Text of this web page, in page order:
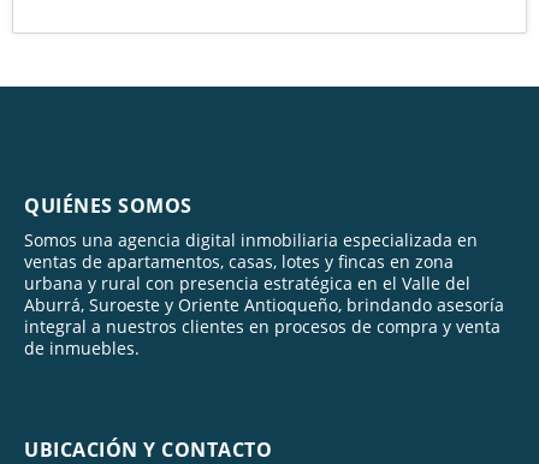
QUIÉNES SOMOS
Somos una agencia digital inmobiliaria especializada en
ventas de apartamentos, casas, lotes y fincas en zona
urbana y rural con presencia estratégica en el Valle del
Aburrá, Suroeste y Oriente Antioqueño, brindando asesoría
integral a nuestros clientes en procesos de compra y venta
de inmuebles.
UBICACIÓN Y CONTACTO